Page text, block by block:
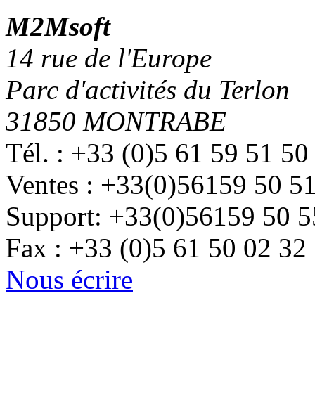
M2Msoft
14 rue de l'Europe
Parc d'activités du Terlon
31850 MONTRABE
Tél. : +33 (0)5 61 59 51 50
Ventes : +33(0)56159 50
Support: +33(0)56159 50
Fax : +33 (0)5 61 50 02 32
Nous écrire